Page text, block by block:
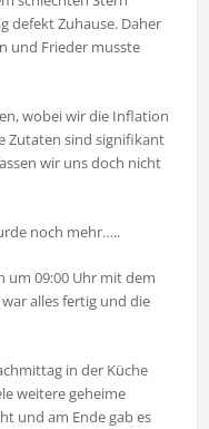
defekt Zuhause. Daher
und Frieder musste
wobei wir die Inflation
Zutaten sind signifikant
wir uns doch nicht
noch mehr…..
um 09:00 Uhr mit dem
alles fertig und die
in der Küche
weitere geheime
und am Ende gab es